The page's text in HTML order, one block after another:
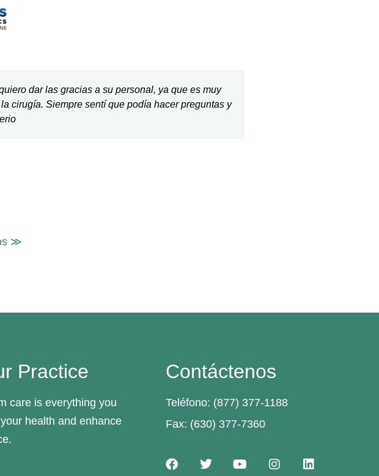
dar las gracias a su personal, ya que es muy
cirugía. Siempre sentí que podía hacer preguntas y
≫
Practice
care is everything you
health and enhance
Contáctenos
Teléfono: (877) 377-1188
Fax: (630) 377-7360